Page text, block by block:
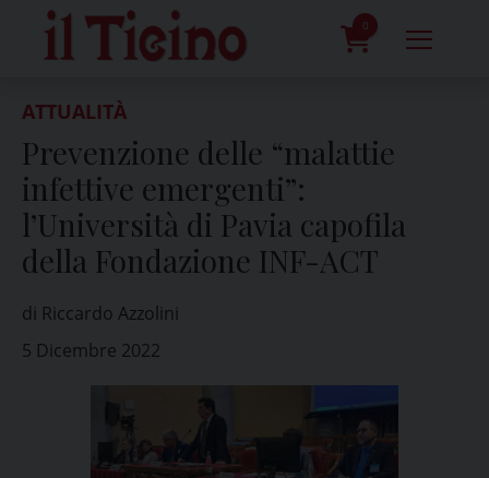
content
0
ATTUALITÀ
Prevenzione delle “malattie
infettive emergenti”:
l’Università di Pavia capofila
della Fondazione INF-ACT
di Riccardo Azzolini
5 Dicembre 2022